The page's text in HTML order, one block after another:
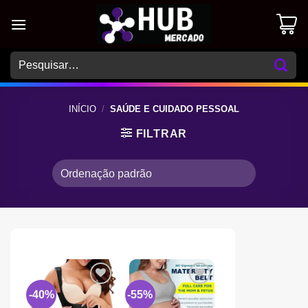
Pesquisar
por:
INÍCIO / SAÚDE E CUIDADO PESSOAL
FILTRAR
-40% -55%